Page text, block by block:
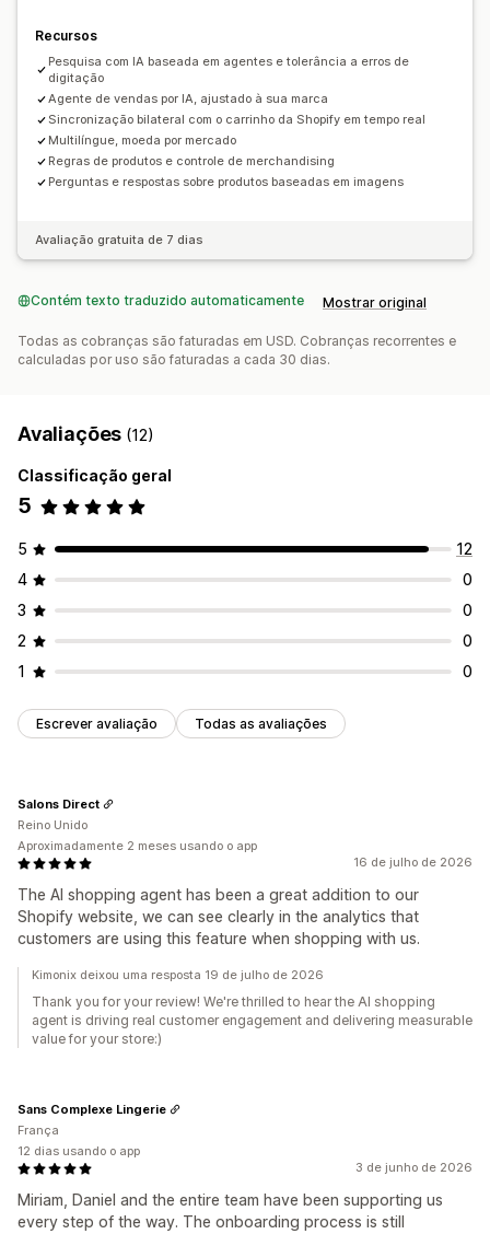
Exibição de filtro
Análises
Insights de IA
Acompanhamento de conversões
Painéis de controle personalizados
Insights de comportamento
Consultas de busca
Taxas de cliques
Desempenho da recomendação
Recursos
Pesquisa com IA baseada em agentes e tolerância a erros de
digitação
Agente de vendas por IA, ajustado à sua marca
Sincronização bilateral com o carrinho da Shopify em tempo real
Multilíngue, moeda por mercado
Regras de produtos e controle de merchandising
Perguntas e respostas sobre produtos baseadas em imagens
Avaliação gratuita de 7 dias
Contém texto traduzido automaticamente Mostrar original
Todas as cobranças são faturadas em USD. Cobranças recorrentes e
calculadas por uso são faturadas a cada 30 dias.
Avaliações (12)
Classificação geral
5
5
12
4
0
3
0
2
0
1
0
Escrever avaliação Todas as avaliações
16 de julho de 2026
The AI shopping agent has been a great addition to our
Shopify website, we can see clearly in the analytics that
customers are using this feature when shopping with us.
Salons Direct
Reino Unido
Aproximadamente 2 meses usando o app
Kimonix deixou uma resposta 19 de julho de 2026
Thank you for your review! We're thrilled to hear the AI shopping
agent is driving real customer engagement and delivering measurable
value for your store:)
3 de junho de 2026
Miriam, Daniel and the entire team have been supporting us
every step of the way. The onboarding process is still
Sans Complexe Lingerie
França
12 dias usando o app